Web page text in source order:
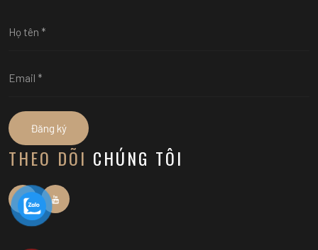
Đăng ký
THEO DÕI CHÚNG TÔI